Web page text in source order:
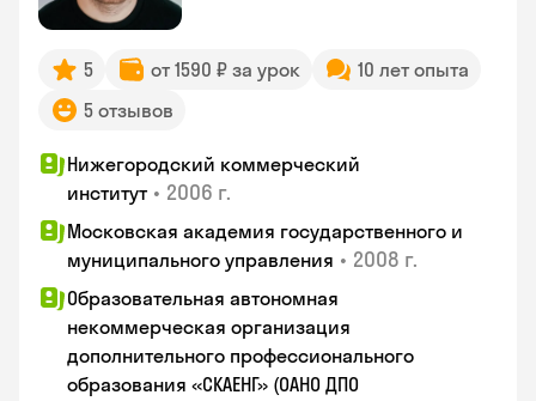
5 от 1590 ₽ за урок
10 лет опыта
5 отзывов
Нижегородский коммерческий
институт • 2006 г.
Московская академия государственного и
муниципального управления • 2008 г.
Образовательная автономная
некоммерческая организация
дополнительного профессионального
образования «СКАЕНГ» (ОАНО ДПО